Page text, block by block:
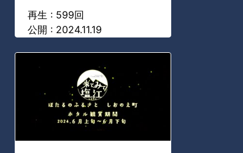
再生 : 599回
公開 : 2024.11.19